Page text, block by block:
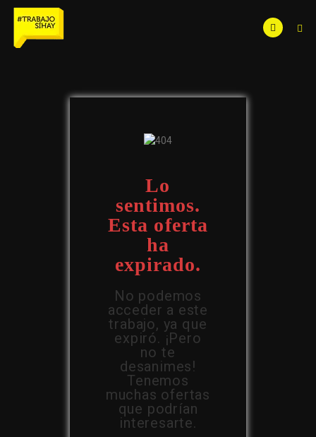
Lo
sentimos.
Esta oferta
ha
expirado.
No podemos
acceder a este
trabajo, ya que
expiró. ¡Pero
no te
desanimes!
Tenemos
muchas ofertas
que podrían
interesarte.